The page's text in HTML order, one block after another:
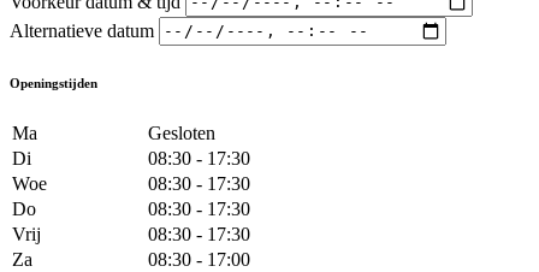
Alternatieve datum
Openingstijden
Ma
Gesloten
Di
08:30 - 17:30
Woe
08:30 - 17:30
Do
08:30 - 17:30
Vrij
08:30 - 17:30
Za
08:30 - 17:00